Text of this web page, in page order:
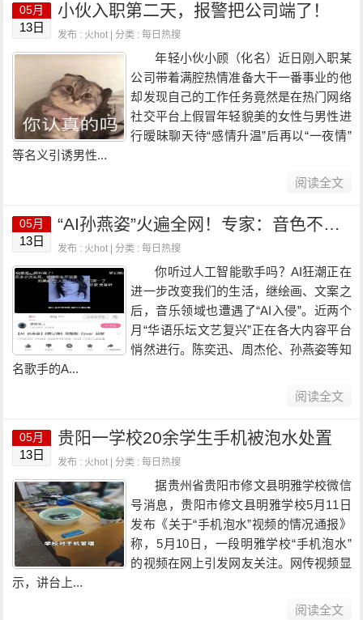
05月
13日
小伙入职第二天，报警把公司端了！
发布 : 火hot | 分类 :每日热搜
年轻小伙小顾（化名）近日刚入职某
公司带着满腔热情准备大干一番事业的他
却发现自己的工作任务竟然是在热门网络
社交平台上假冒年轻貌美的女性与男性进
行暧昧聊天待“感情升温”后再以“一夜情”
等名义引诱男性...
阅读全文
05月
13日
“AI孙燕姿”火遍全网！专家：音色不受法律保护，但涉嫌多项侵权
发布 : 火hot | 分类 :每日热搜
你听过人工智能歌手吗？AI狂潮正在
进一步改变我们的生活，继绘画、文案之
后，音乐领域也遭遇了“AI入侵”。近两个
月“华语乐坛文艺复兴”正在各大内容平台
悄然进行。陈奕迅、周杰伦、孙燕姿等知
名歌手的A...
阅读全文
05月
13日
贵阳一学校20余学生手机被泡水处置
发布 : 火hot | 分类 :每日热搜
据贵州省贵阳市修文县明雅学校微信
号消息，贵阳市修文县明雅学校5月11日
发布《关于“手机泡水”视频的情况通报》
称，5月10日，一段明雅学校“手机泡水”
的视频在网上引发网友关注。网传视频显
示，讲台上...
阅读全文